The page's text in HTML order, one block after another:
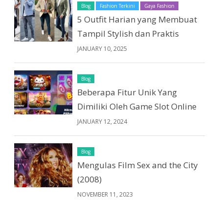
Blog Fashion Terkini Gaya Fashion
5 Outfit Harian yang Membuat
Tampil Stylish dan Praktis
JANUARY 10, 2025
Blog
Beberapa Fitur Unik Yang
Dimiliki Oleh Game Slot Online
JANUARY 12, 2024
Blog
Mengulas Film Sex and the City
(2008)
NOVEMBER 11, 2023